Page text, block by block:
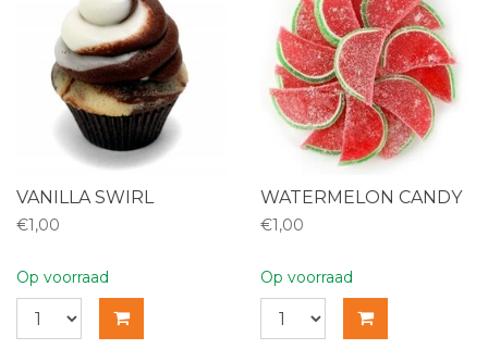
VANILLA SWIRL
€1,00
Op voorraad
WATERMELON CANDY
€1,00
Op voorraad